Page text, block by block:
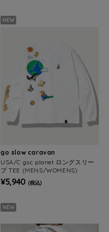
NEW
go slow caravan
USA/C gsc planet ロングスリー
ブ TEE (MENS/WOMENS)
¥5,940 (税込)
NEW